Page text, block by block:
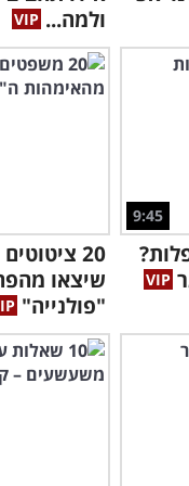
ולמה...
9:45
20
שיצאו
"פולנייה"